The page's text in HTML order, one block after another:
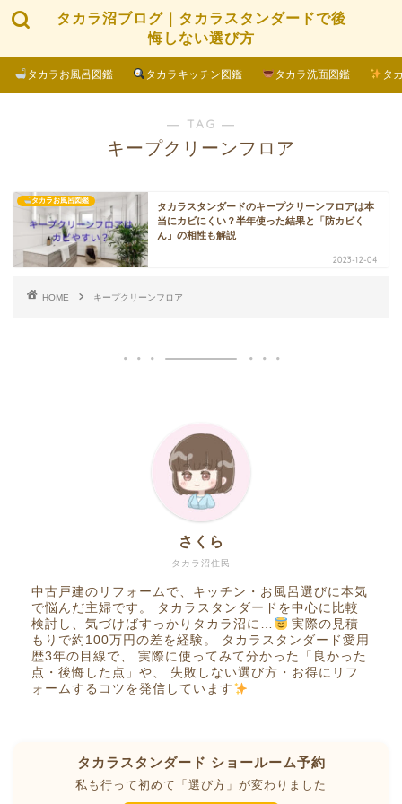
タカラ沼ブログ｜タカラスタンダードで後
悔しない選び方
タカラお風呂図鑑 タカラキッチン図鑑 タカラ洗面図鑑 タ
― TAG ―
キープクリーンフロア
タカラお風呂図鑑
タカラスタンダードのキープクリーンフロアは本
当にカビにくい？半年使った結果と「防カビく
ん」の相性も解説
2023-12-04
HOME キープクリーンフロア
タカラ沼住民
さくら
中古戸建のリフォームで、キッチン・お風呂選びに本気
で悩んだ主婦です。 タカラスタンダードを中心に比較
検討し、気づけばすっかりタカラ沼に…
実際の見積
もりで約100万円の差を経験。 タカラスタンダード愛用
歴3年の目線で、 実際に使ってみて分かった「良かった
点・後悔した点」や、 失敗しない選び方・お得にリフ
ォームするコツを発信しています
タカラスタンダード ショールーム予約
私も行って初めて「選び方」が変わりました